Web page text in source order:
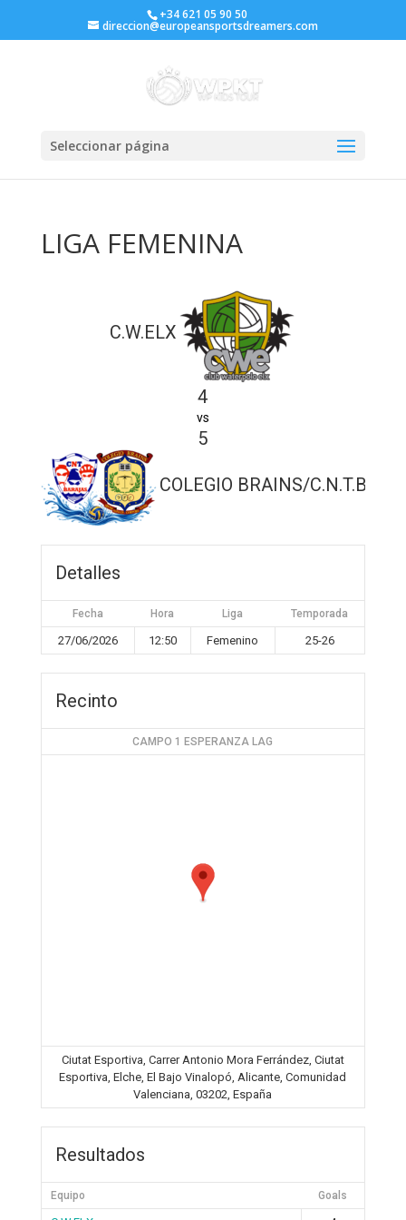
+34 621 05 90 50
direccion@europeansportsdreamers.com
Seleccionar página
LIGA FEMENINA
C.W.ELX
4
vs
5
COLEGIO BRAINS/
Detalles
Fecha Hora Liga Temporada
27/06/2026 12:50 Femenino 25-26
Recinto
CAMPO 1 ESPERANZA LAG
Ciutat Esportiva, Carrer Antonio Mora Ferrández, Ciutat
Esportiva, Elche, El Bajo Vinalopó, Alicante, Comunidad
Valenciana, 03202, España
Resultados
Equipo Goals